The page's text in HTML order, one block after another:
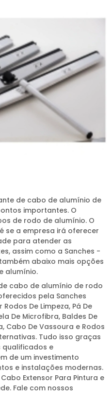
de cabo de alumínio de
importantes. O
de rodo de alumínio. O
se a empresa irá oferecer
para atender as
assim como a Sanches -
abaixo mais opções
alumínio.
cabo de alumínio de rodo
pela Sanches
De Limpeza, Pá De
De Microfibra, Baldes De
Cabo De Vassoura e Rodos
Tudo isso graças
qualificados e
de um investimento
e instalações modernas.
Extensor Para Pintura e
Fale com nossos